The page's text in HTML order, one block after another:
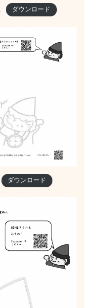
ダウンロード
ダウンロード